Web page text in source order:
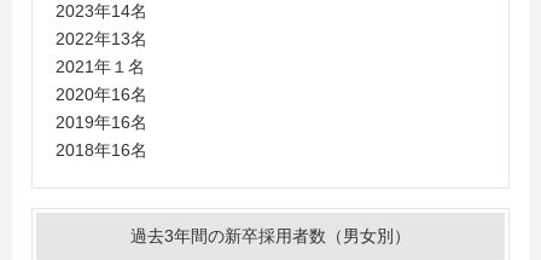
2023年14名
2022年13名
2021年１名
2020年16名
2019年16名
2018年16名
過去3年間の新卒採用者数（男女別）